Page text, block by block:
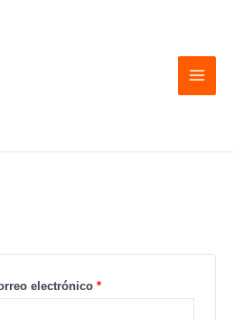
electrónico *